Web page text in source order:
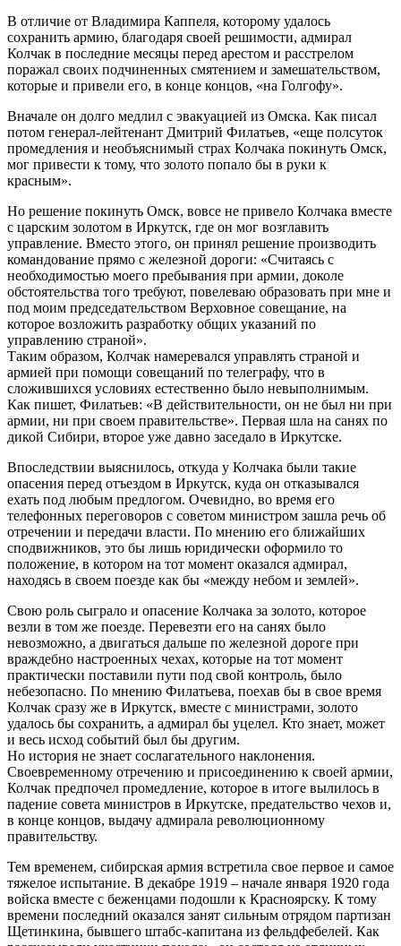
В отличие от Владимира Каппеля, которому удалось
сохранить армию, благодаря своей решимости, адмирал
Колчак в последние месяцы перед арестом и расстрелом
поражал своих подчиненных смятением и замешательством,
которые и привели его, в конце концов, «на Голгофу».
Вначале он долго медлил с эвакуацией из Омска. Как писал
потом генерал-лейтенант Дмитрий Филатьев, «еще полсуток
промедления и необъяснимый страх Колчака покинуть Омск,
мог привести к тому, что золото попало бы в руки к
красным».
Но решение покинуть Омск, вовсе не привело Колчака вместе
с царским золотом в Иркутск, где он мог возглавить
управление. Вместо этого, он принял решение производить
командование прямо с железной дороги: «Считаясь с
необходимостью моего пребывания при армии, доколе
обстоятельства того требуют, повелеваю образовать при мне и
под моим председательством Верховное совещание, на
которое возложить разработку общих указаний по
управлению страной».
Таким образом, Колчак намеревался управлять страной и
армией при помощи совещаний по телеграфу, что в
сложившихся условиях естественно было невыполнимым.
Как пишет, Филатьев: «В действительности, он не был ни при
армии, ни при своем правительстве». Первая шла на санях по
дикой Сибири, второе уже давно заседало в Иркутске.
Впоследствии выяснилось, откуда у Колчака были такие
опасения перед отъездом в Иркутск, куда он отказывался
ехать под любым предлогом. Очевидно, во время его
телефонных переговоров с советом министром зашла речь об
отречении и передачи власти. По мнению его ближайших
сподвижников, это бы лишь юридически оформило то
положение, в котором на тот момент оказался адмирал,
находясь в своем поезде как бы «между небом и землей».
Свою роль сыграло и опасение Колчака за золото, которое
везли в том же поезде. Перевезти его на санях было
невозможно, а двигаться дальше по железной дороге при
враждебно настроенных чехах, которые на тот момент
практически поставили пути под свой контроль, было
небезопасно. По мнению Филатьева, поехав бы в свое время
Колчак сразу же в Иркутск, вместе с министрами, золото
удалось бы сохранить, а адмирал бы уцелел. Кто знает, может
и весь исход событий был бы другим.
Но история не знает сослагательного наклонения.
Своевременному отречению и присоединению к своей армии,
Колчак предпочел промедление, которое в итоге вылилось в
падение совета министров в Иркутске, предательство чехов и,
в конце концов, выдачу адмирала революционному
правительству.
Тем временем, сибирская армия встретила свое первое и самое
тяжелое испытание. В декабре 1919 – начале января 1920 года
войска вместе с беженцами подошли к Красноярску. К тому
времени последний оказался занят сильным отрядом партизан
Щетинкина, бывшего штабс-капитана из фельдфебелей. Как